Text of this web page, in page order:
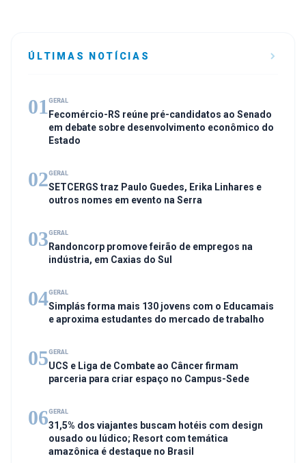
ÚLTIMAS NOTÍCIAS
01 GERAL
Fecomércio-RS reúne pré-candidatos ao Senado
em debate sobre desenvolvimento econômico do
Estado
02GERAL
SETCERGS traz Paulo Guedes, Erika Linhares e
outros nomes em evento na Serra
03GERAL
Randoncorp promove feirão de empregos na
indústria, em Caxias do Sul
04GERAL
Simplás forma mais 130 jovens com o Educamais
e aproxima estudantes do mercado de trabalho
05GERAL
UCS e Liga de Combate ao Câncer firmam
parceria para criar espaço no Campus-Sede
06GERAL
31,5% dos viajantes buscam hotéis com design
ousado ou lúdico; Resort com temática
amazônica é destaque no Brasil